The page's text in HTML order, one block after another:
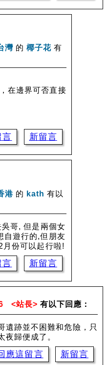
灣 的 椰子花 有
在邊界可否直接
言 新留言
港 的 kath 有以
哥, 但是兩個女
自遊行的,但朋友
月份可以起行啦!
言 新留言
<站長> 有以下回應：
遺跡並不困難和危險，只
夜歸便成了。
應這留言 新留言